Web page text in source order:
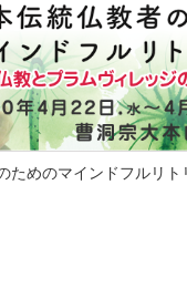
ためのマインドフルリト